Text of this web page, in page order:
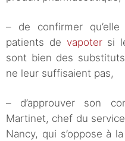
– de confirmer
patients de vapotersi
sont bien des
ne leur suffisaient pas,
– d’approuver son
Martinet, chef du
Nancy, qui s’oppose à